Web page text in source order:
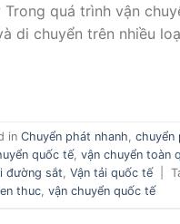
Trong quá trình vận
di chuyển trên nhiều
in Chuyển phát nhanh, chuyển
quốc tế, vận chuyển toàn
đường sắt, Vận tải quốc tế
thuc, vận chuyển quốc tế